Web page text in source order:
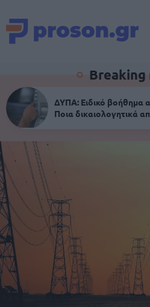
Breaking
ΔΥΠΑ: Ειδικό βοήθημα
Ποια δικαιολογητικά